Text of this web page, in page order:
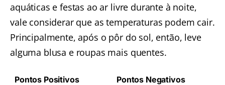
aquáticas e festas ao ar livre durante à noite,
vale considerar que as temperaturas podem cair.
Principalmente, após o pôr do sol, então, leve
alguma blusa e roupas mais quentes.
Pontos Positivos Pontos Negativos